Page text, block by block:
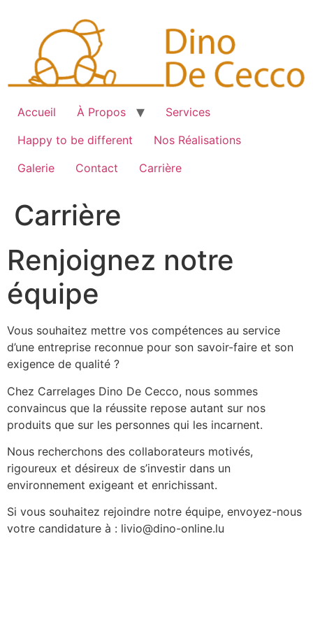
Accueil À Propos
Services
Happy to be different
Nos Réalisations
Galerie
Contact Carrière
Carrière
Renjoignez notre
équipe
Vous souhaitez mettre vos compétences au service
d’une entreprise reconnue pour son savoir-faire et son
exigence de qualité ?
Chez Carrelages Dino De Cecco, nous sommes
convaincus que la réussite repose autant sur nos
produits que sur les personnes qui les incarnent.
​Nous recherchons des collaborateurs motivés,
rigoureux et désireux de s’investir dans un
environnement exigeant et enrichissant.
Si vous souhaitez rejoindre notre équipe, envoyez-nous
votre candidature à : livio@dino-online.lu